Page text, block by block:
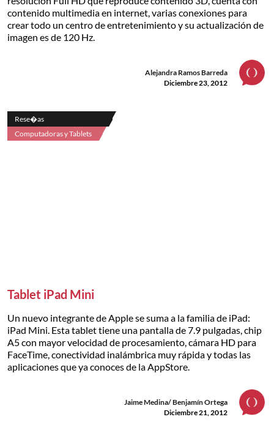
contenido multimedia en internet, varias conexiones para
crear todo un centro de entretenimiento y su actualización de
imagen es de 120 Hz.
Alejandra Ramos Barreda
Diciembre 23, 2012
Rese�as
Computadoras y Tablets
Tablet iPad Mini
Un nuevo integrante de Apple se suma a la familia de iPad:
iPad Mini. Esta tablet tiene una pantalla de 7.9 pulgadas, chip
A5 con mayor velocidad de procesamiento, cámara HD para
FaceTime, conectividad inalámbrica muy rápida y todas las
aplicaciones que ya conoces de la AppStore.
Jaime Medina/ Benjamín Ortega
Diciembre 21, 2012